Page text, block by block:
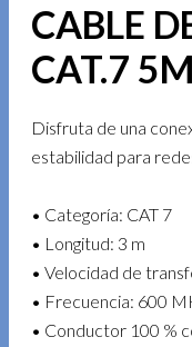
CABLE
CAT.7
Disfruta de una
estabilidad para
• Categoría: CAT 7
• Longitud: 3 m
• Velocidad de
• Frecuencia: 600
• Conductor 100 %